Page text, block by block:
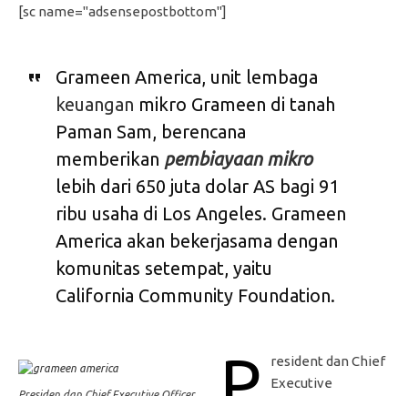
[sc name="adsensepostbottom"]
Grameen America, unit lembaga
keuangan mikro Grameen di tanah
Paman Sam, berencana
memberikan pembiayaan mikro
lebih dari 650 juta dolar AS bagi 91
ribu usaha di Los Angeles. Grameen
America akan bekerjasama dengan
komunitas setempat, yaitu
California Community Foundation.
resident dan Chief
Executive